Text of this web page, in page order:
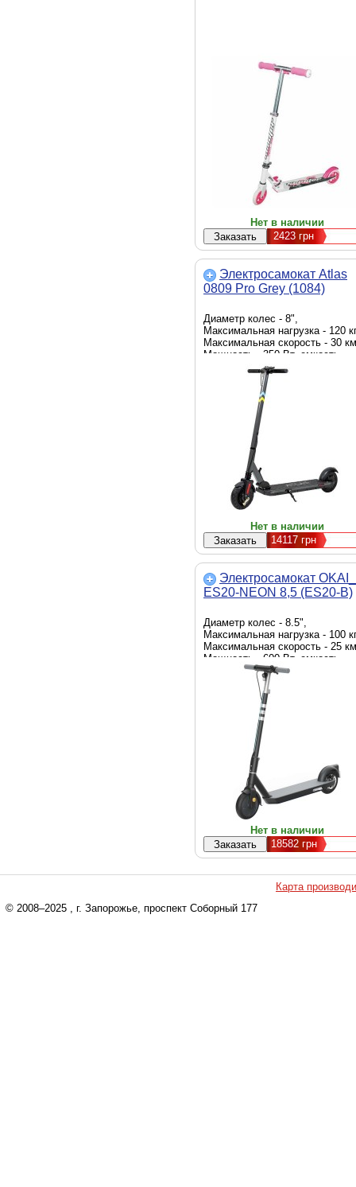
Нет в наличии
2423 грн
Электросамокат Atlas
0809 Pro Grey (1084)
Диаметр колес - 8",
Максимальная нагрузка - 120
Максимальная скорость - 30
Мощность - 350 Вт, емкость
батареи - 10 Ah, Цвет - серый
Нет в наличии
14117 грн
Электросамокат OKAI_
ES20-NEON 8,5 (ES20-B)
Диаметр колес - 8.5",
Максимальная нагрузка - 100
Максимальная скорость - 25
Мощность - 600 Вт, емкость
батареи - 9.8 Ah, Цвет - черный
Нет в наличии
18582грн
Карта
© 2008–2025 , г. Запорожье, проспект Соборный 177